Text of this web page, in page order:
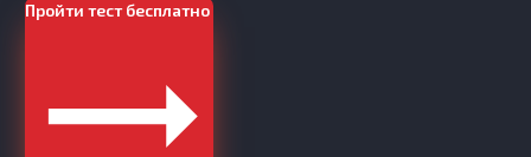
Пройти тест бесплатно